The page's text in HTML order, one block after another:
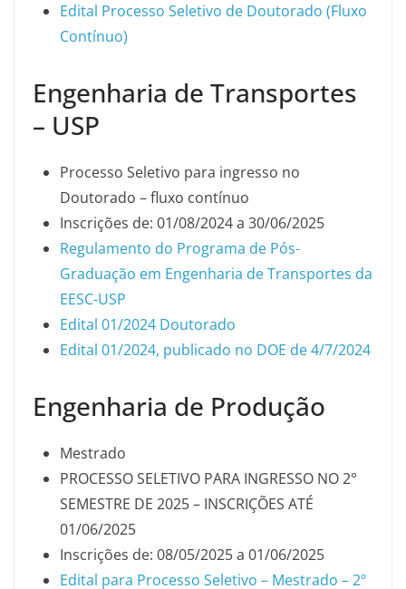
Edital Processo Seletivo de Doutorado (Fluxo
Contínuo)
Engenharia de Transportes
– USP
Processo Seletivo para ingresso no
Doutorado – fluxo contínuo
Inscrições de: 01/08/2024 a 30/06/2025
Regulamento do Programa de Pós-
Graduação em Engenharia de Transportes da
EESC-USP
Edital 01/2024 Doutorado
Edital 01/2024, publicado no DOE de 4/7/2024
Engenharia de Produção
Mestrado
PROCESSO SELETIVO PARA INGRESSO NO 2°
SEMESTRE DE 2025 – INSCRIÇÕES ATÉ
01/06/2025
Inscrições de: 08/05/2025 a 01/06/2025
Edital para Processo Seletivo – Mestrado – 2º